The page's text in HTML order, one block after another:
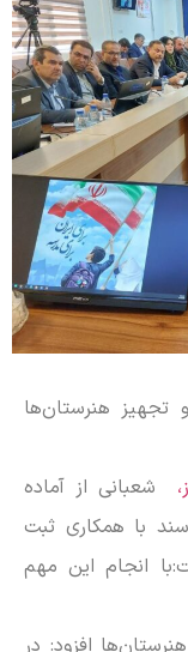
شعبانی از آماده
با همکاری ثبت
انجام این مهم
افزود: در